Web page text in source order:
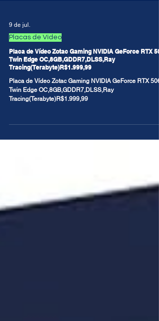
9 de jul.
Placas de Vídeo
Placa de Vídeo Zotac Gaming NVIDIA GeForce RTX
Twin Edge OC,8GB,GDDR7,DLSS,Ray
Tracing(Terabyte)R$1.999,99
Twin Edge OC,8GB,GDDR7,DLSS,Ray